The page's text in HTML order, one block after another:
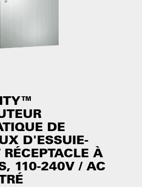
DE
D'ESSUIE-
À
110-240V / AC